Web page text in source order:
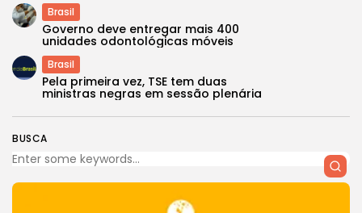
BUSCA
Brasil
Governo deve entregar mais 400
unidades odontológicas móveis
Brasil
Pela primeira vez, TSE tem duas
ministras negras em sessão plenária